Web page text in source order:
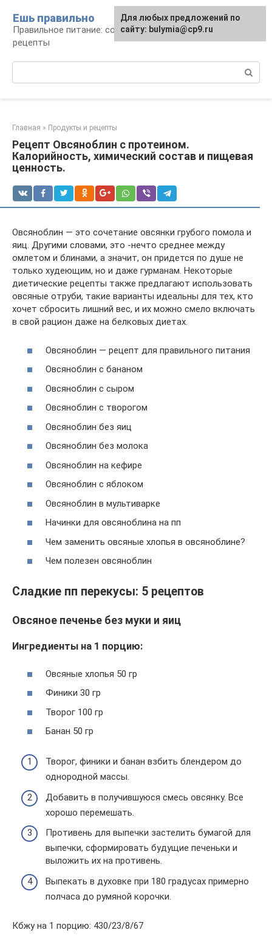
контенту
Ешь правильно
Правильное питание: советы, продукты,
рецепты
Главная » Продукты и рецепты
Рецепт Овсяноблин с протеином.
Калорийность, химический состав и пищевая
ценность.
Овсяноблин — это сочетание овсянки грубого помола и
яиц. Другими словами, это -нечто среднее между
омлетом и блинами, а значит, он придется по душе не
только худеющим, но и даже гурманам. Некоторые
диетические рецепты также предлагают использовать
овсяные отруби, такие варианты идеальны для тех, кто
хочет сбросить лишний вес, и их можно смело включать
в свой рацион даже на белковых диетах.
Овсяноблин — рецепт для правильного питания
Овсяноблин с бананом
Овсяноблин с сыром
Овсяноблин с творогом
Овсяноблин без яиц
Овсяноблин без молока
Овсяноблин на кефире
Овсяноблин с яблоком
Овсяноблин в мультиварке
Начинки для овсяноблина на пп
Чем заменить овсяные хлопья в овсяноблине?
Чем полезен овсяноблин
Сладкие пп перекусы: 5 рецептов
Овсяное печенье без муки и яиц
Ингредиенты на 1 порцию:
Овсяные хлопья 50 гр
Финики 30 гр
Творог 100 гр
Банан 50 гр
Творог, финики и банан взбить блендером до
однородной массы.
Добавить в получившуюся смесь овсянку. Все
хорошо перемешать.
Противень для выпечки застелить бумагой для
выпечки, сформировать будущие печеньки и
выложить их на противень.
Выпекать в духовке при 180 градусах примерно
полчаса до румяной корочки.
Кбжу на 1 порцию: 430/23/8/67
Для любых предложений по
сайту: bulymia@cp9.ru